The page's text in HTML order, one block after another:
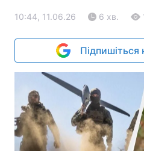
10:44, 11.06.26 6 хв.
Підпишіться